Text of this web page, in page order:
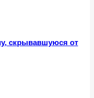
скрывавшуюся от